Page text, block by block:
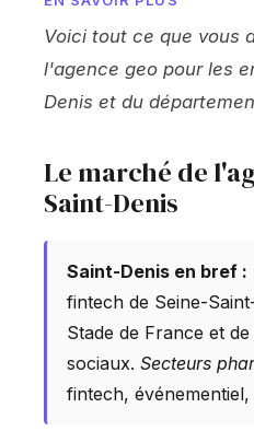
Voici tout ce que vous
l'agence geo pour les
Denis et du
Le marché de
Saint-Denis
Saint-Denis en bref :
fintech de Seine-
Stade de France et
sociaux. Secteurs
fintech,